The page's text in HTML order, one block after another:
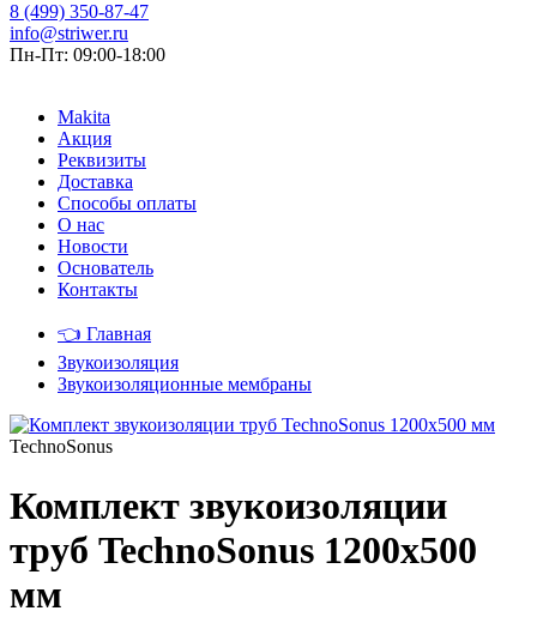
8 (499) 350-87-47
info@striwer.ru
Пн-Пт: 09:00-18:00
Makita
Акция
Реквизиты
Доставка
Способы оплаты
О нас
Новости
Основатель
Контакты
👈 Главная
Звукоизоляция
Звукоизоляционные мембраны
TechnoSonus
Комплект звукоизоляции
труб TechnoSonus 1200х500
мм